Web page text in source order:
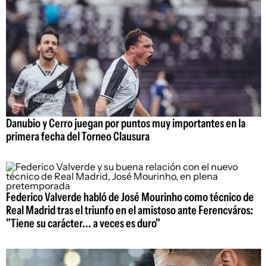
Danubio y Cerro juegan por puntos muy importantes en la
primera fecha del Torneo Clausura
Federico Valverde habló de José Mourinho como técnico de
Real Madrid tras el triunfo en el amistoso ante Ferencváros:
"Tiene su carácter... a veces es duro"